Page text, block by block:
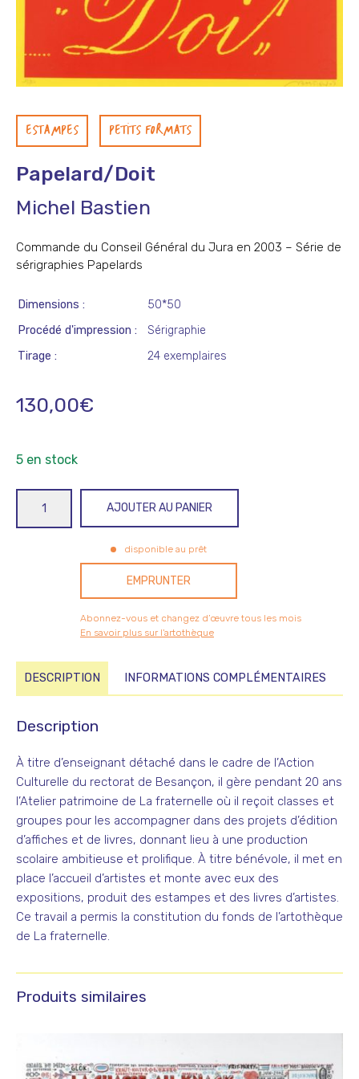
ESTAMPES PETITS FORMATS
Papelard/Doit
Michel Bastien
Commande du Conseil Général du Jura en 2003 – Série de
sérigraphies Papelards
Dimensions
50*50
Procédé d'impression
Sérigraphie
Tirage
24 exemplaires
130,00€
5 en stock
AJOUTER AU PANIER
disponible au prêt
EMPRUNTER
Abonnez-vous et changez d’œuvre tous les mois
En savoir plus sur l'artothèque
DESCRIPTION INFORMATIONS COMPLÉMENTAIRES
Description
À titre d’enseignant détaché dans le cadre de l’Action
Culturelle du rectorat de Besançon, il gère pendant 20 ans
l’Atelier patrimoine de La fraternelle où il reçoit classes et
groupes pour les accompagner dans des projets d’édition
d’affiches et de livres, donnant lieu à une production
scolaire ambitieuse et prolifique. À titre bénévole, il met en
place l’accueil d’artistes et monte avec eux des
expositions, produit des estampes et des livres d’artistes.
Ce travail a permis la constitution du fonds de l’artothèque
de La fraternelle.
Produits similaires